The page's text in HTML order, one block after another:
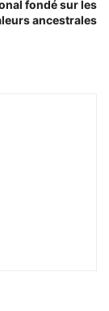
fondé sur les
ancestrales